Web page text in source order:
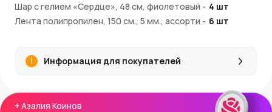
+ Азалия Коинов
Универсальный набор из 10 шаров разных форм
Все шары наполнены гелием и украшены лентами
Шары эффектно смотрятся как в помещении, так и на
улице
Покупка и доставка:
Шар с гелием «Сердце», 48 см, фиолетовый - 4 шт
Лента полипропилен, 150 см., 5 мм., ассорти - 6 шт
Информация для покупателей